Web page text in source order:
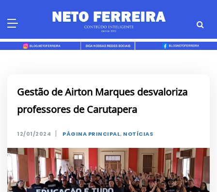
Gestão de Airton Marques desvaloriza
professores de Carutapera
12/01/2024 | PÁGINA PRINCIPAL, NOTÍCIAS